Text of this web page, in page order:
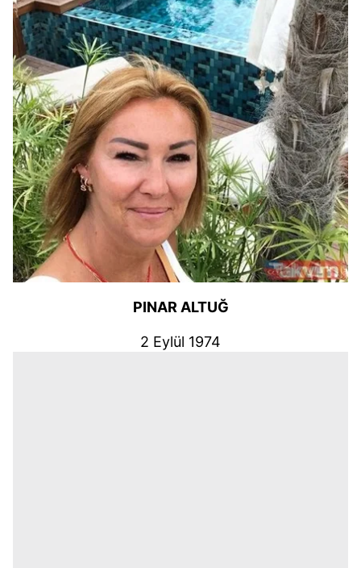
PINAR ALTUĞ
2 Eylül 1974